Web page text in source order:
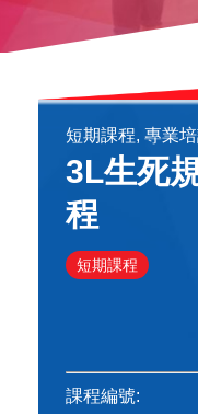
短期課程, 專業培
3L生死
程
短期課程
課程編號: